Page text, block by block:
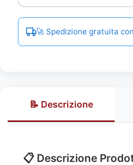
🚀 Spedizione gratuita
📝 Descrizione
📋 Descrizione